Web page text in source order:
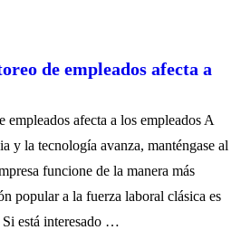
de empleados afecta a
afecta a los empleados A
y la tecnología avanza, manténgase al
funcione de la manera más
popular a la fuerza laboral clásica es
está interesado …